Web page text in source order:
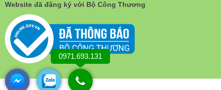
Website đã đăng ký với Bộ Công Thương
0971.693.131